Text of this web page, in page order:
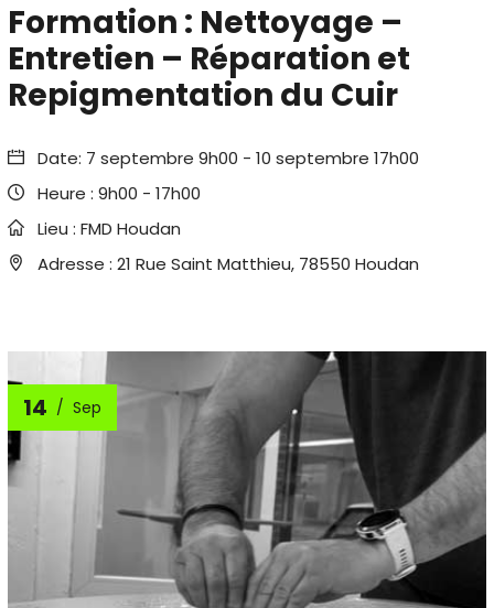
Formation : Nettoyage –
Entretien – Réparation et
Repigmentation du Cuir
Date: 7 septembre 9h00 -10 septembre 17h00
Heure : 9h00 - 17h00
Lieu : FMD Houdan
Adresse : 21 Rue Saint Matthieu, 78550 Houdan
14 Sep